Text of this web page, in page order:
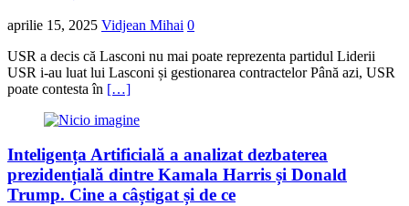
aprilie 15, 2025 Vidjean Mihai 0
USR a decis că Lasconi nu mai poate reprezenta partidul Liderii
USR i-au luat lui Lasconi și gestionarea contractelor Până azi, USR
poate contesta în […]
Inteligența Artificială a analizat dezbaterea
prezidențială dintre Kamala Harris și Donald
Trump. Cine a câștigat și de ce